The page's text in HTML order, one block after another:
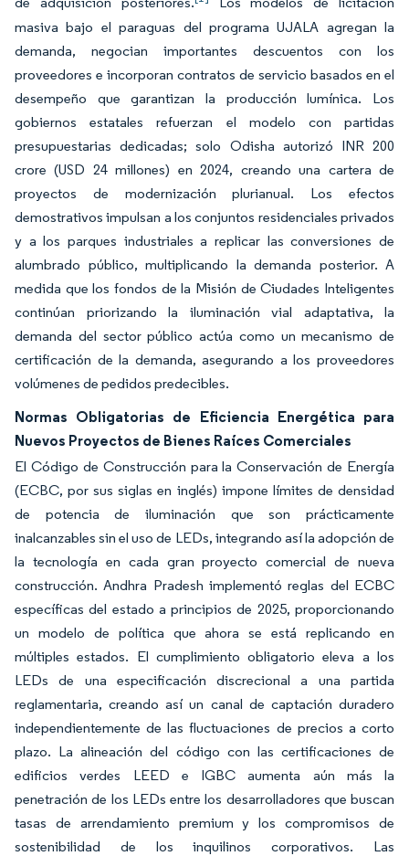
masiva bajo el paraguas del programa UJALA agregan la
demanda, negocian importantes descuentos con los
proveedores e incorporan contratos de servicio basados en el
desempeño que garantizan la producción lumínica. Los
gobiernos estatales refuerzan el modelo con partidas
presupuestarias dedicadas; solo Odisha autorizó INR 200
crore (USD 24 millones) en 2024, creando una cartera de
proyectos de modernización plurianual. Los efectos
demostrativos impulsan a los conjuntos residenciales privados
y a los parques industriales a replicar las conversiones de
alumbrado público, multiplicando la demanda posterior. A
medida que los fondos de la Misión de Ciudades Inteligentes
continúan priorizando la iluminación vial adaptativa, la
demanda del sector público actúa como un mecanismo de
certificación de la demanda, asegurando a los proveedores
volúmenes de pedidos predecibles.
Normas Obligatorias de Eficiencia Energética para
Nuevos Proyectos de Bienes Raíces Comerciales
El Código de Construcción para la Conservación de Energía
(ECBC, por sus siglas en inglés) impone límites de densidad
de potencia de iluminación que son prácticamente
inalcanzables sin el uso de LEDs, integrando así la adopción de
la tecnología en cada gran proyecto comercial de nueva
construcción. Andhra Pradesh implementó reglas del ECBC
específicas del estado a principios de 2025, proporcionando
un modelo de política que ahora se está replicando en
múltiples estados. El cumplimiento obligatorio eleva a los
LEDs de una especificación discrecional a una partida
reglamentaria, creando así un canal de captación duradero
independientemente de las fluctuaciones de precios a corto
plazo. La alineación del código con las certificaciones de
edificios verdes LEED e IGBC aumenta aún más la
penetración de los LEDs entre los desarrolladores que buscan
tasas de arrendamiento premium y los compromisos de
sostenibilidad de los inquilinos corporativos. Las